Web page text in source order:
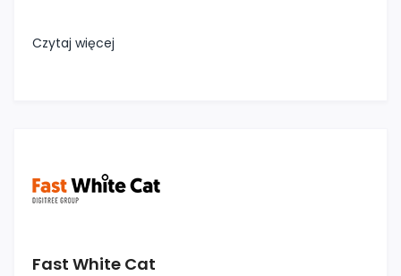
Czytaj więcej
Fast White Cat